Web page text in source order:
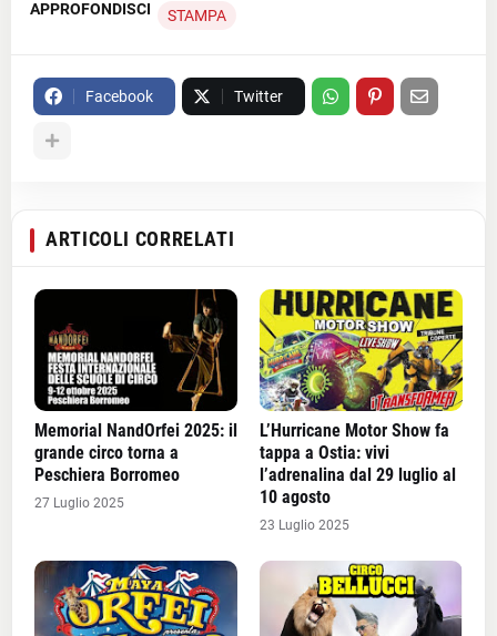
APPROFONDISCI STAMPA
Facebook Twitter
ARTICOLI CORRELATI
Memorial NandOrfei 2025: il
grande circo torna a
Peschiera Borromeo
27 Luglio 2025
L’Hurricane Motor Show fa
tappa a Ostia: vivi
l’adrenalina dal 29 luglio al
10 agosto
23 Luglio 2025